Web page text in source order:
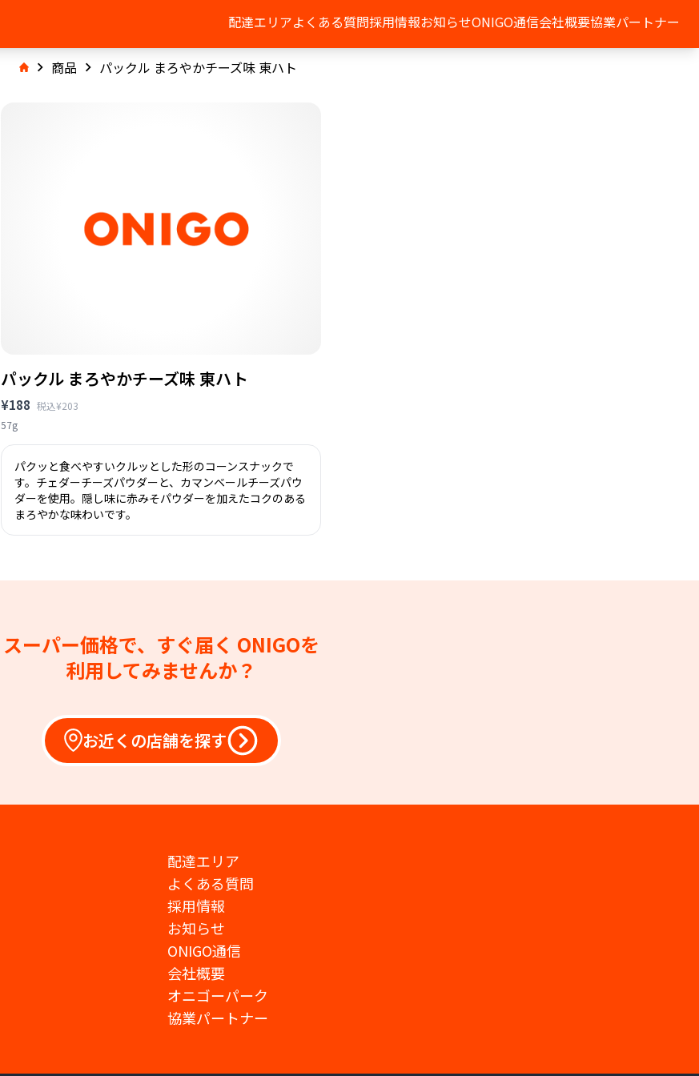
配達エリアよくある質問採用情報お知らせONIGO通信会社概要協業パートナー
商品 パックル まろやかチーズ味 東ハト
パックル まろやかチーズ味 東ハト
¥188 税込¥203
57g
パクッと食べやすいクルッとした形のコーンスナックで
す。チェダーチーズパウダーと、カマンベールチーズパウ
ダーを使用。隠し味に赤みそパウダーを加えたコクのある
まろやかな味わいです。
スーパー価格で、すぐ届く ONIGOを
利用してみませんか？
お近くの店舗を探す
配達エリア
よくある質問
採用情報
お知らせ
ONIGO通信
会社概要
オニゴーパーク
協業パートナー